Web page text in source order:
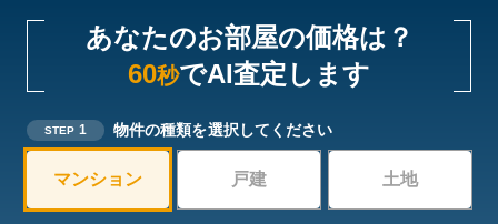
あなたのお部屋の価格は？
60秒でAI査定します
STEP 1 物件の種類を選択してください
マンション 戸建 土地